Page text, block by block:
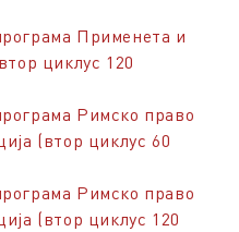
Применета и
циклус 120
Римско право
(втор циклус 60
Римско право
(втор циклус 120